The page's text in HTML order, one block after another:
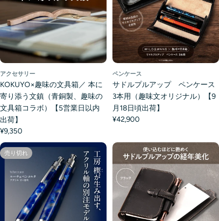
アクセサリー
KOKUYO×趣味の文具箱／ 本に
寄り添う文鎮（青銅製、趣味の
文具箱コラボ）【5営業日以内
出荷】
¥9,350
ペンケース
サドルプルアップ ペンケース
3本用（趣味文オリジナル）【9
月18日頃出荷】
¥42,900
売り切れ